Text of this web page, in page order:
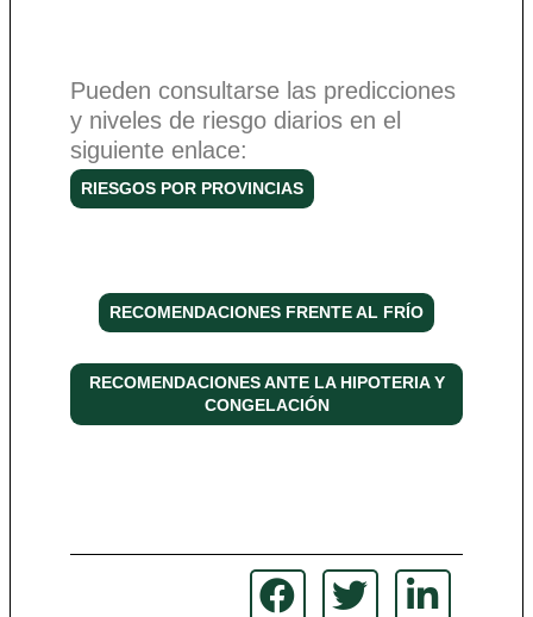
Pueden consultarse las predicciones
y niveles de riesgo diarios en el
siguiente enlace:
RIESGOS POR PROVINCIAS
RECOMENDACIONES FRENTE AL FRÍO
RECOMENDACIONES ANTE LA HIPOTERIA Y
CONGELACIÓN